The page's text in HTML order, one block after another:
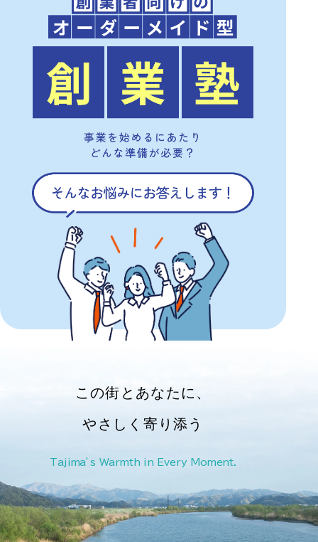
この街とあなたに、
やさしく寄り添う
Tajima’s Warmth in Every Moment.